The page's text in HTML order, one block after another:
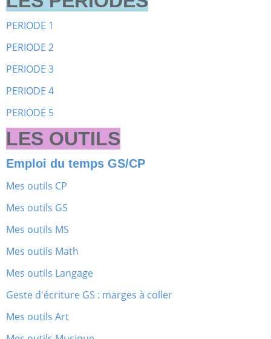
PERIODE 1
PERIODE 2
PERIODE 3
PERIODE 4
PERIODE 5
LES OUTILS
Emploi du temps GS/CP
Mes outils CP
Mes outils GS
Mes outils MS
Mes outils Math
Mes outils Langage
Geste d'écriture GS : marges à coller
Mes outils Art